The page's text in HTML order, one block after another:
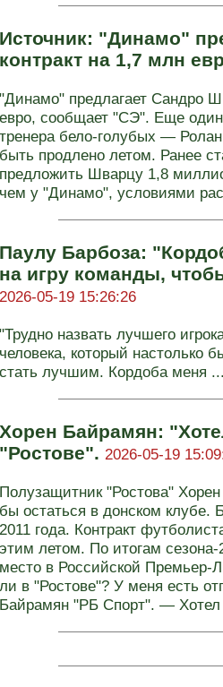
Источник: "Динамо"
контракт на 1,7 млн
"Динамо" предлагает Сандро
евро, сообщает "СЭ". Еще один
тренера бело-голубых —
быть продлено летом. Ранее
предложить Шварцу 1,8
чем у "Динамо", условиями
Паулу Барбоза:
на игру команды,
2026-05-19 15:26:26
"Трудно назвать лучшего
человека, который
стать лучшим. Кордоба меня
Хорен Байрамян:
"Ростове". 2026-05-19
Полузащитник "Ростова"
бы остаться в донском клубе.
2011 года. Контракт
этим летом. По итогам
место в Российской Премьер-
ли в "Ростове"? У меня есть
Байрамян "РБ Спорт". — Хотел